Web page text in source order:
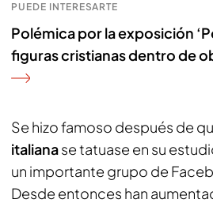
PUEDE INTERESARTE
Polémica por la exposición
figuras cristianas dentro de
Se hizo famoso después de
italianase tatuase en su
un importante grupo de
Desde entonces han